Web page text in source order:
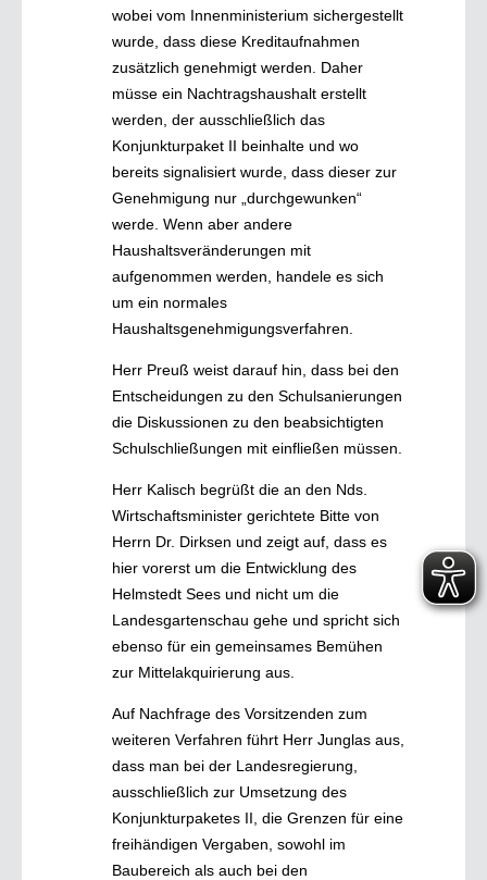
wobei vom Innenministerium sichergestellt
wurde, dass diese Kreditaufnahmen
zusätzlich genehmigt werden. Daher
müsse ein Nachtragshaushalt erstellt
werden, der ausschließlich das
Konjunkturpaket II beinhalte und wo
bereits signalisiert wurde, dass dieser zur
Genehmigung nur „durchgewunken“
werde. Wenn aber andere
Haushaltsveränderungen mit
aufgenommen werden, handele es sich
um ein normales
Haushaltsgenehmigungsverfahren.
Herr Preuß weist darauf hin, dass bei den
Entscheidungen zu den Schulsanierungen
die Diskussionen zu den beabsichtigten
Schulschließungen mit einfließen müssen.
Herr Kalisch begrüßt die an den Nds.
Wirtschaftsminister gerichtete Bitte von
Herrn Dr. Dirksen und zeigt auf, dass es
hier vorerst um die Entwicklung des
Helmstedt Sees und nicht um die
Landesgartenschau gehe und spricht sich
ebenso für ein gemeinsames Bemühen
zur Mittelakquirierung aus.
Auf Nachfrage des Vorsitzenden zum
weiteren Verfahren führt Herr Junglas aus,
dass man bei der Landesregierung,
ausschließlich zur Umsetzung des
Konjunkturpaketes II, die Grenzen für eine
freihändigen Vergaben, sowohl im
Baubereich als auch bei den